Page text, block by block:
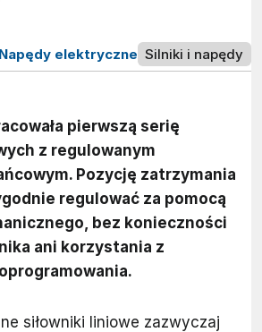
Napędy elektryczne Silniki i napędy
pierwszą serię
z regulowanym
Pozycję zatrzymania
regulować za pomocą
bez konieczności
ani korzystania z
siłowniki liniowe zazwyczaj